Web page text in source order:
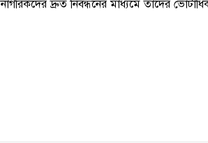
দ্রুত নিবন্ধনের মাধ্যমে তাঁদের